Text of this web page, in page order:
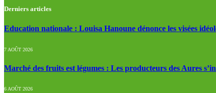
Derniers articles
Education nationale : Louisa Hanoune dénonce les visées
7 AOÛT 2026
Marché des fruits est légumes : Les producteurs des Aures
6 AOÛT 2026